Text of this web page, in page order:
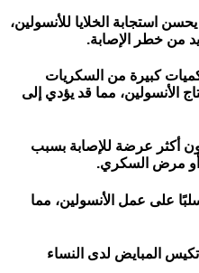
استجابة الخلايا للأنسولين،
من خطر الإصابة.
كميات كبيرة من السكريات
الأنسولين، مما قد يؤدي إلى
أكثر عرضة للإصابة بسبب
أو مرض السكري.
سلبًا على عمل الأنسولين، مما
تكيس المبايض لدى النساء